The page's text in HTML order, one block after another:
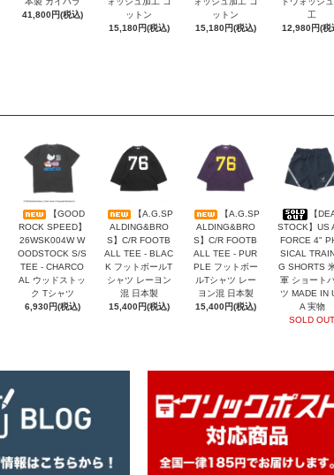
41,800円(税込)
ットン
15,180円(税込)
ットン
15,180円(税込)
工
12,980円(税
【GOOD
ROCK SPEED】
26WSK004W W
OODSTOCK S/S
TEE - CHARCO
AL ウッドストッ
ク Tシャツ
6,930円(税込)
【A.G.SP
ALDING&BRO
S】C/R FOOTB
ALL TEE - BLAC
K フットボールT
シャツ レーヨン
混 日本製
15,400円(税込)
【A.G.SP
ALDING&BRO
S】C/R FOOTB
ALL TEE - PUR
PLE フットボー
ルTシャツ レー
ヨン混 日本製
15,400円(税込)
【
STOCK】US
FORCE 4"
SICAL
G SHORTS
軍 ショート
ツ MADE IN
A 実物
SOLD OUT